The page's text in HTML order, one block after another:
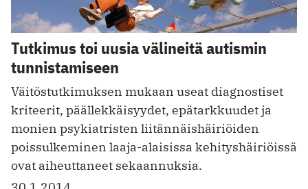
Tutkimus toi uusia välineitä autismin
tunnistamiseen
Väitöstutkimuksen mukaan useat diagnostiset
kriteerit, päällekkäisyydet, epätarkkuudet ja
monien psykiatristen liitännäishäiriöiden
poissulkeminen laaja-alaisissa kehityshäiriöissä
ovat aiheuttaneet sekaannuksia.